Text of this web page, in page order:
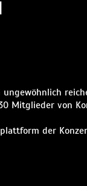
Mitglieder von
der